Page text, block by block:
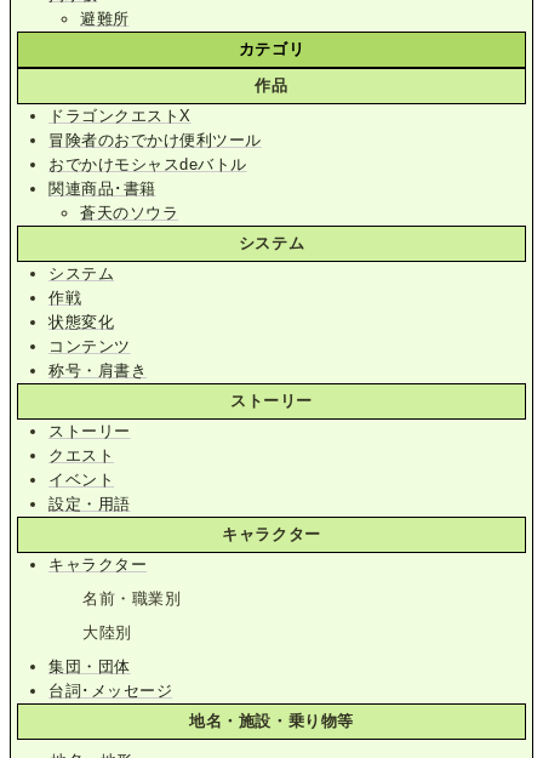
避難所
カテゴリ
作品
ドラゴンクエストX
冒険者のおでかけ便利ツール
おでかけモシャスdeバトル
関連商品･書籍
蒼天のソウラ
システム
システム
作戦
状態変化
コンテンツ
称号・肩書き
ストーリー
ストーリー
クエスト
イベント
設定・用語
キャラクター
キャラクター
名前・職業別
大陸別
集団・団体
台詞･メッセージ
地名・施設・乗り物等